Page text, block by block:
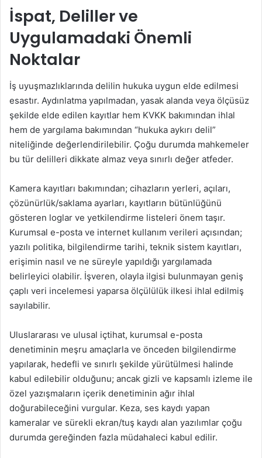
İspat, Deliller ve
Uygulamadaki Önemli
Noktalar
İş uyuşmazlıklarında delilin hukuka uygun elde edilmesi
esastır. Aydınlatma yapılmadan, yasak alanda veya ölçüsüz
şekilde elde edilen kayıtlar hem KVKK bakımından ihlal
hem de yargılama bakımından “hukuka aykırı delil”
niteliğinde değerlendirilebilir. Çoğu durumda mahkemeler
bu tür delilleri dikkate almaz veya sınırlı değer atfeder.
Kamera kayıtları bakımından; cihazların yerleri, açıları,
çözünürlük/saklama ayarları, kayıtların bütünlüğünü
gösteren loglar ve yetkilendirme listeleri önem taşır.
Kurumsal e-posta ve internet kullanım verileri açısından;
yazılı politika, bilgilendirme tarihi, teknik sistem kayıtları,
erişimin nasıl ve ne süreyle yapıldığı yargılamada
belirleyici olabilir. İşveren, olayla ilgisi bulunmayan geniş
çaplı veri incelemesi yaparsa ölçülülük ilkesi ihlal edilmiş
sayılabilir.
Uluslararası ve ulusal içtihat, kurumsal e-posta
denetiminin meşru amaçlarla ve önceden bilgilendirme
yapılarak, hedefli ve sınırlı şekilde yürütülmesi halinde
kabul edilebilir olduğunu; ancak gizli ve kapsamlı izleme ile
özel yazışmaların içerik denetiminin ağır ihlal
doğurabileceğini vurgular. Keza, ses kaydı yapan
kameralar ve sürekli ekran/tuş kaydı alan yazılımlar çoğu
durumda gereğinden fazla müdahaleci kabul edilir.